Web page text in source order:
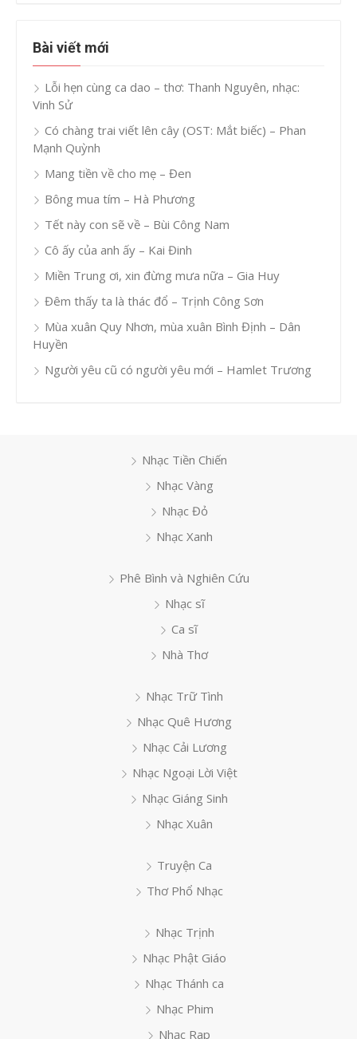
Bài viết mới
Lỗi hẹn cùng ca dao – thơ: Thanh Nguyên, nhạc:
Vinh Sử
Có chàng trai viết lên cây (OST: Mắt biếc) – Phan
Mạnh Quỳnh
Mang tiền về cho mẹ – Đen
Bông mua tím – Hà Phương
Tết này con sẽ về – Bùi Công Nam
Cô ấy của anh ấy – Kai Đinh
Miền Trung ơi, xin đừng mưa nữa – Gia Huy
Đêm thấy ta là thác đổ – Trịnh Công Sơn
Mùa xuân Quy Nhơn, mùa xuân Bình Định – Dân
Huyền
Người yêu cũ có người yêu mới – Hamlet Trương
Nhạc Tiền Chiến
Nhạc Vàng
Nhạc Đỏ
Nhạc Xanh
Phê Bình và Nghiên Cứu
Nhạc sĩ
Ca sĩ
Nhà Thơ
Nhạc Trữ Tình
Nhạc Quê Hương
Nhạc Cải Lương
Nhạc Ngoại Lời Việt
Nhạc Giáng Sinh
Nhạc Xuân
Truyện Ca
Thơ Phổ Nhạc
Nhạc Trịnh
Nhạc Phật Giáo
Nhạc Thánh ca
Nhạc Phim
Nhạc Rap